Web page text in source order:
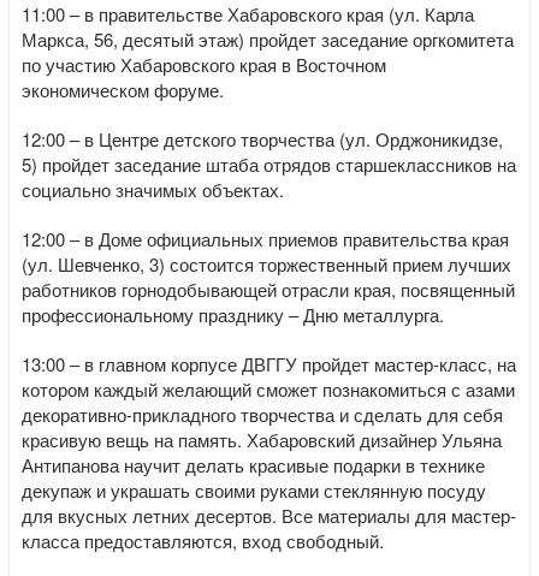
11:00 – в правительстве Хабаровского края (ул. Карла
Маркса, 56, десятый этаж) пройдет заседание оргкомитета
по участию Хабаровского края в Восточном
экономическом форуме.
12:00 – в Центре детского творчества (ул. Орджоникидзе,
5) пройдет заседание штаба отрядов старшеклассников на
социально значимых объектах.
12:00 – в Доме официальных приемов правительства края
(ул. Шевченко, 3) состоится торжественный прием лучших
работников горнодобывающей отрасли края, посвященный
профессиональному празднику – Дню металлурга.
13:00 – в главном корпусе ДВГГУ пройдет мастер-класс, на
котором каждый желающий сможет познакомиться с азами
декоративно-прикладного творчества и сделать для себя
красивую вещь на память. Хабаровский дизайнер Ульяна
Антипанова научит делать красивые подарки в технике
декупаж и украшать своими руками стеклянную посуду
для вкусных летних десертов. Все материалы для мастер-
класса предоставляются, вход свободный.